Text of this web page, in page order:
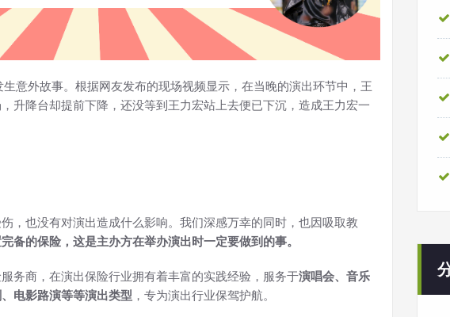
意外故事。根据网友发布的现场视频显示，在当晚的演出环节中，王
升降台却提前下降，还没等到王力宏站上去便已下沉，造成王力宏一
，也没有对演出造成什么影响。我们深感万幸的同时，也因吸取教
备的保险，这是主办方在举办演出时一定要做到的事。
务商，在演出保险行业拥有着丰富的实践经验，服务于演唱会、音乐
电影路演等等演出类型 ，专为演出行业保驾护航。